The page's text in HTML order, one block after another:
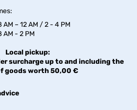
AM – 12 AM / 2 - 4 PM
AM - 2 PM
Local pickup:
surcharge up to and including the
goods worth 50,00 €